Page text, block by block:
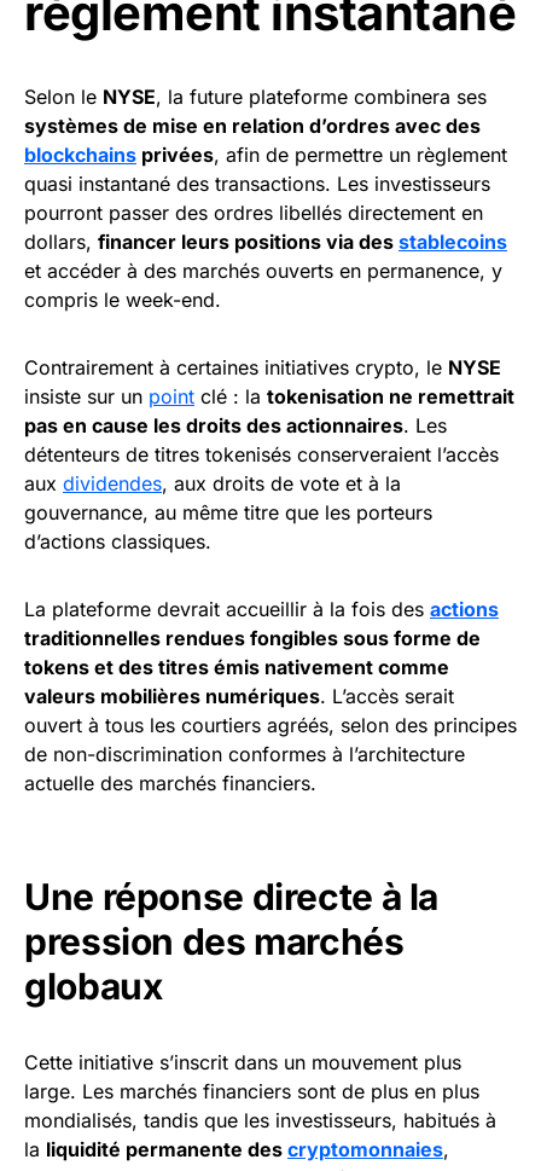
règlement instantané
Selon le NYSE, la future plateforme combinera ses
systèmes de mise en relation d’ordres avec des
blockchains privées, afin de permettre un règlement
quasi instantané des transactions. Les investisseurs
pourront passer des ordres libellés directement en
dollars, financer leurs positions via des stablecoins
et accéder à des marchés ouverts en permanence, y
compris le week-end.
Contrairement à certaines initiatives crypto, le NYSE
insiste sur un point clé : la tokenisation ne remettrait
pas en cause les droits des actionnaires. Les
détenteurs de titres tokenisés conserveraient l’accès
aux dividendes, aux droits de vote et à la
gouvernance, au même titre que les porteurs
d’actions classiques.
La plateforme devrait accueillir à la fois des actions
traditionnelles rendues fongibles sous forme de
tokens et des titres émis nativement comme
valeurs mobilières numériques. L’accès serait
ouvert à tous les courtiers agréés, selon des principes
de non-discrimination conformes à l’architecture
actuelle des marchés financiers.
Une réponse directe à la
pression des marchés
globaux
Cette initiative s’inscrit dans un mouvement plus
large. Les marchés financiers sont de plus en plus
mondialisés, tandis que les investisseurs, habitués à
la liquidité permanente des cryptomonnaies,